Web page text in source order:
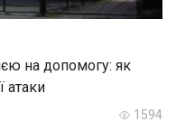
на допомогу: як
атаки
1594